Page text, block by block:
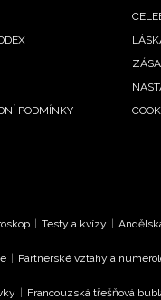
PODMÍNKY
| Testy a kvízy |
| Partnerské vztahy a
| Francouzská třešňová